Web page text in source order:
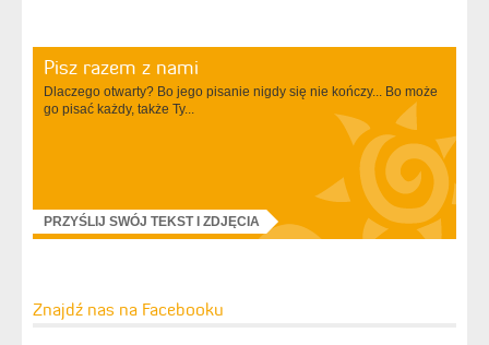
Pisz razem z nami
Dlaczego otwarty? Bo jego pisanie nigdy się nie kończy... Bo może
go pisać każdy, także Ty...
PRZYŚLIJ SWÓJ TEKST I ZDJĘCIA
Znajdź nas na Facebooku